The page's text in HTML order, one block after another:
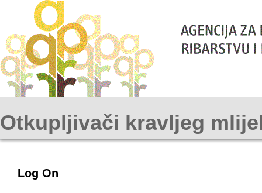
Otkupljivači kravljeg
Log On